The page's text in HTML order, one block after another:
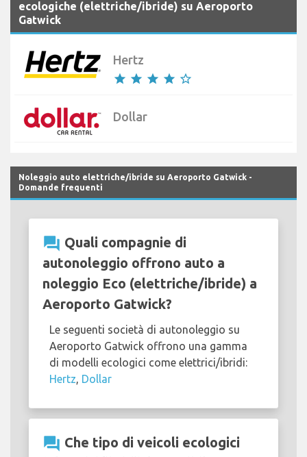
ecologiche (elettriche/ibride) su Aeroporto
Gatwick
Hertz
star star star star star_border
Dollar
Noleggio auto elettriche/ibride su Aeroporto Gatwick -
Domande frequenti
question_answer Quali compagnie di
autonoleggio offrono auto a
noleggio Eco (elettriche/ibride) a
Aeroporto Gatwick?
Le seguenti società di autonoleggio su
Aeroporto Gatwick offrono una gamma
di modelli ecologici come elettrici/ibridi:
Hertz, Dollar
question_answer Che tipo di veicoli ecologici